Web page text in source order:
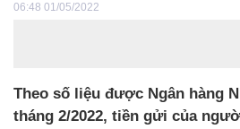
06:48 01/05/2022
Theo số liệu được Ngân hàng
tháng 2/2022, tiền gửi của